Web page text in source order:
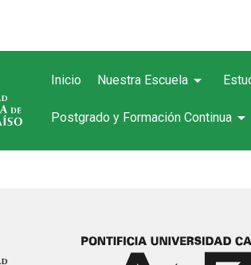
Inicio Nuestra Escuela arrow_drop_down
Postgrado y Formación Continua arrow_drop_down